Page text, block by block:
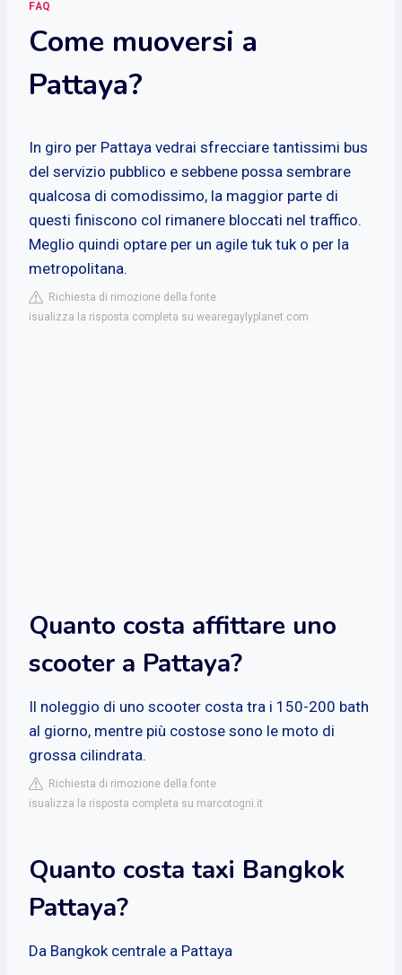
FAQ
Come muoversi a
Pattaya?
In giro per Pattaya vedrai sfrecciare tantissimi bus
del servizio pubblico e sebbene possa sembrare
qualcosa di comodissimo, la maggior parte di
questi finiscono col rimanere bloccati nel traffico.
Meglio quindi optare per un agile tuk tuk o per la
metropolitana.
Richiesta di rimozione della fonte
isualizza la risposta completa su wearegaylyplanet.com
Quanto costa affittare uno
scooter a Pattaya?
Il noleggio di uno scooter costa tra i 150-200 bath
al giorno, mentre più costose sono le moto di
grossa cilindrata.
Richiesta di rimozione della fonte
isualizza la risposta completa su marcotogni.it
Quanto costa taxi Bangkok
Pattaya?
Da Bangkok centrale a Pattaya